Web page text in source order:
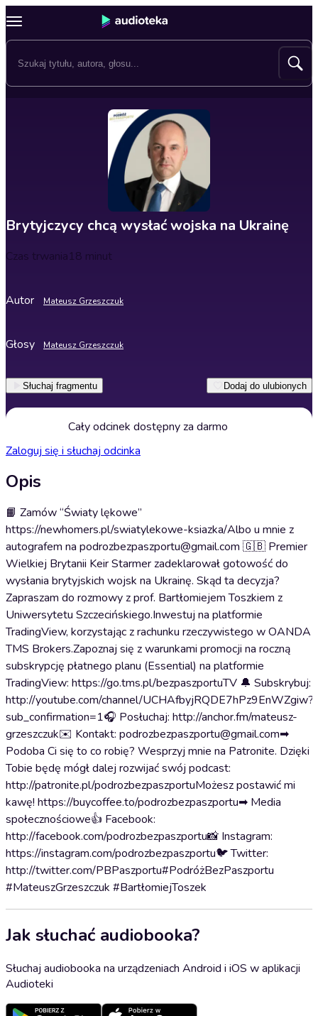
Brytyjczycy chcą wysłać wojska na Ukrainę
Czas trwania18 minut
Autor Mateusz Grzeszczuk
Głosy Mateusz Grzeszczuk
Słuchaj fragmentu Dodaj do ulubionych
Cały odcinek dostępny za darmo
Zaloguj się i słuchaj odcinka
Opis
📙 Zamów “Światy lękowe”
https://newhomers.pl/swiatylekowe-ksiazka/Albo u mnie z
autografem na podrozbezpaszportu@gmail.com 🇬🇧 Premier
Wielkiej Brytanii Keir Starmer zadeklarował gotowość do
wysłania brytyjskich wojsk na Ukrainę. Skąd ta decyzja?
Zapraszam do rozmowy z prof. Bartłomiejem Toszkiem z
Uniwersytetu Szczecińskiego.Inwestuj na platformie
TradingView, korzystając z rachunku rzeczywistego w OANDA
TMS Brokers.Zapoznaj się z warunkami promocji na roczną
subskrypcję płatnego planu (Essential) na platformie
TradingView: https://go.tms.pl/bezpaszportuTV 🔔 Subskrybuj:
http://youtube.com/channel/UCHAfbyjRQDE7hPz9EnWZgiw?
sub_confirmation=1🎧 Posłuchaj: http://anchor.fm/mateusz-
grzeszczuk✉️ Kontakt: podrozbezpaszportu@gmail.com➡
Podoba Ci się to co robię? Wesprzyj mnie na Patronite. Dzięki
Tobie będę mógł dalej rozwijać swój podcast:
http://patronite.pl/podrozbezpaszportuMożesz postawić mi
kawę! https://buycoffee.to/podrozbezpaszportu➡ Media
społecznościowe👍 Facebook:
http://facebook.com/podrozbezpaszportu📸 Instagram:
https://instagram.com/podrozbezpaszportu🐦 Twitter:
http://twitter.com/PBPaszportu#PodróżBezPaszportu
#MateuszGrzeszczuk #BartłomiejToszek
Jak słuchać audiobooka?
Słuchaj audiobooka na urządzeniach Android i iOS w aplikacji
Audioteki